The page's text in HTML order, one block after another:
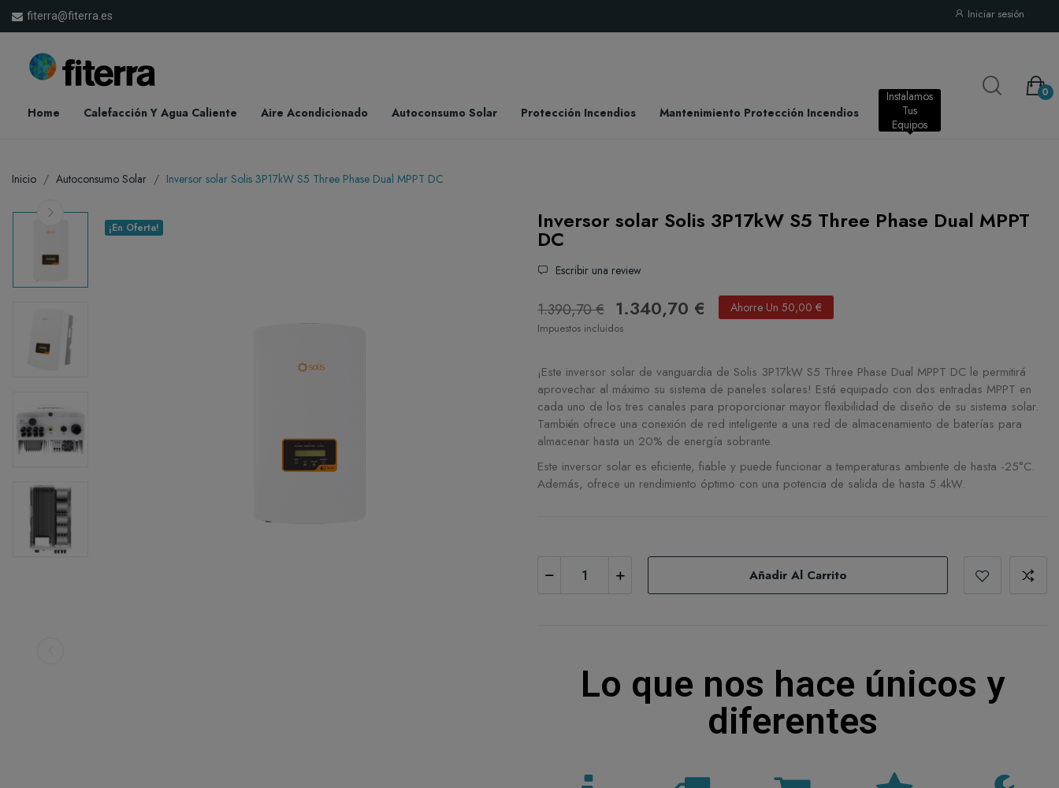
fiterra@fiterra.es Iniciar sesión
Home Calefacción Y Agua Caliente Aire Acondicionado Autoconsumo Solar Protección Incendios Mantenimiento Protección Incendios Instalación
Instalamos
Tus
Equipos
0
Inicio Autoconsumo Solar Inversor solar Solis 3P17kW S5 Three Phase Dual MPPT DC
¡En Oferta! Inversor solar Solis 3P17kW S5 Three Phase Dual MPPT
DC
Escribir una review
1.390,70 € 1.340,70 € Ahorre Un 50,00 €
Impuestos incluidos
¡Este inversor solar de vanguardia de Solis 3P17kW S5 Three Phase Dual MPPT DC le permitirá
aprovechar al máximo su sistema de paneles solares! Está equipado con dos entradas MPPT en
cada uno de los tres canales para proporcionar mayor flexibilidad de diseño de su sistema solar.
También ofrece una conexión de red inteligente a una red de almacenamiento de baterías para
almacenar hasta un 20% de energía sobrante.
Este inversor solar es eficiente, fiable y puede funcionar a temperaturas ambiente de hasta -25°C.
Además, ofrece un rendimiento óptimo con una potencia de salida de hasta 5.4kW.
Añadir Al Carrito
Lo que nos hace únicos y
diferentes